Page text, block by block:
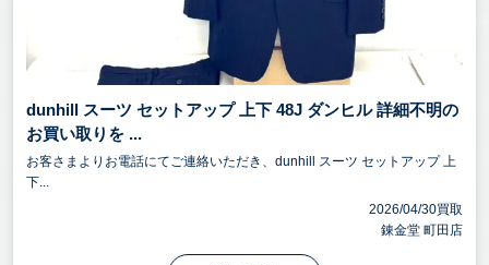
dunhill スーツ セットアップ 上下 48J ダンヒル 詳細不明の
お買い取りを ...
お客さまよりお電話にてご連絡いただき、dunhill スーツ セットアップ 上
下...
2026/04/30買取
錬金堂 町田店